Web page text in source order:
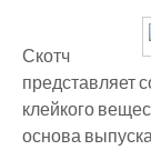
Скотч
представляет
клейкого
основа